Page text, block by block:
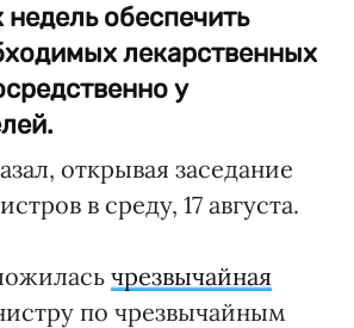
недель обеспечить
лекарственных
у
открывая заседание
в среду, 17 августа.
чрезвычайная
по чрезвычайным